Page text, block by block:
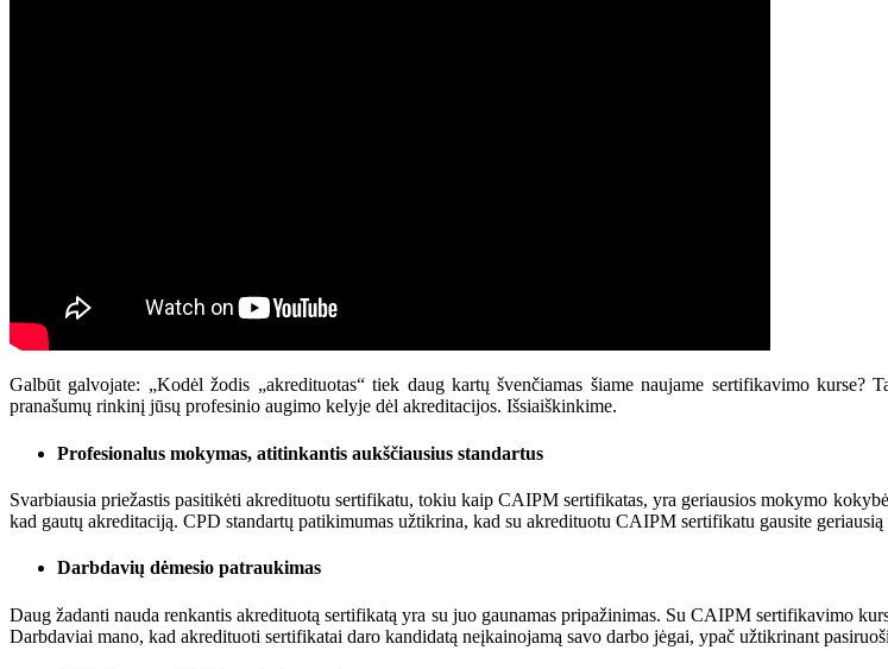
Galbūt galvojate: „Kodėl žodis „akredituotas“ tiek daug kartų švenčiamas šiame naujame sertifikavimo
pranašumų rinkinį jūsų profesinio augimo kelyje dėl akreditacijos. Išsiaiškinkime.
Profesionalus mokymas, atitinkantis aukščiausius standartus
Svarbiausia priežastis pasitikėti akredituotu sertifikatu, tokiu kaip CAIPM sertifikatas, yra geriausios mokymo
kad gautų akreditaciją. CPD standartų patikimumas užtikrina, kad su akredituotu CAIPM sertifikatu gausite
Darbdavių dėmesio patraukimas
Daug žadanti nauda renkantis akredituotą sertifikatą yra su juo gaunamas pripažinimas. Su CAIPM sertifikavimo
Darbdaviai mano, kad akredituoti sertifikatai daro kandidatą neįkainojamą savo darbo jėgai, ypač užtikrinant